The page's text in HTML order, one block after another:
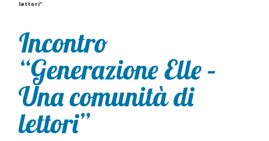
lettori”
Incontro
“Generazione Elle –
Una comunità di
lettori”